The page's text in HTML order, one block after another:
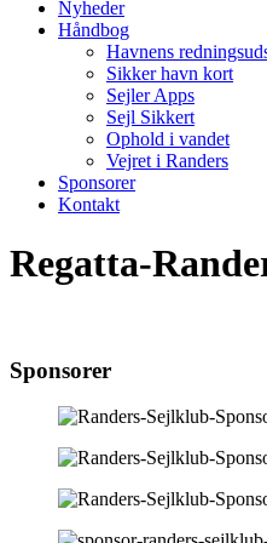
Nyheder
Håndbog
Havnens
Sikker havn kort
Sejler Apps
Sejl Sikkert
Ophold i vandet
Vejret i Randers
Sponsorer
Kontakt
Regatta-
Sponsorer